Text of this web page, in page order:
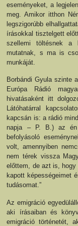
eseményeket, a
meg. Amikor itthon
legszigorúbb
írásokkal tisztelgett
szellemi töltésnek a
mutatnak, s ma is
munkáját.
Borbándi Gyula szinte
Európa Rádió
hivatásaként itt
Látóhatárral
kapcsán is: a rádió
napja – P. B.) az én
befolyásoló
volt, amennyiben
nem térek vissza
előttem, de azt is, hogy
kapott képességeimet
tudásomat.”
Az emigráció
aki írásaiban és
emigráció történetét,